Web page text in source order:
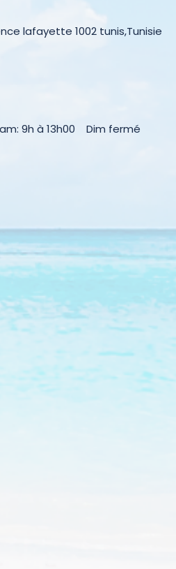
lafayette 1002 tunis,Tunisie
9h à 13h00 Dim fermé